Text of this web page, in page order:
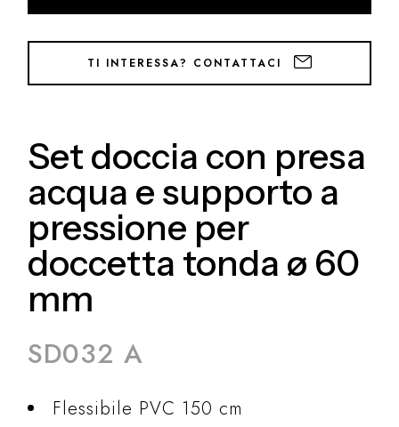
TI INTERESSA? CONTATTACI
Set doccia con presa
acqua e supporto a
pressione per
doccetta tonda ø 60
mm
SD032 A
Flessibile PVC 150 cm